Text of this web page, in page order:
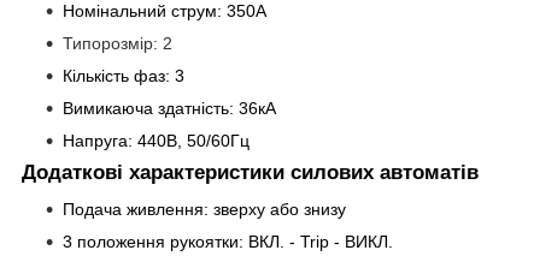
Номінальний струм: 350A
Типорозмір: 2
Кількість фаз: 3
Вимикаюча здатність: 36кА
Напруга: 440В, 50/60Гц
Додаткові характеристики силових автоматів
Подача живлення: зверху або знизу
3 положення рукоятки: ВКЛ. - Trip - ВИКЛ.